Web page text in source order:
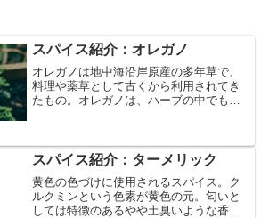
スパイス紹介：オレガノ
オレガノは地中海沿岸原産の多年草で、
料理や薬草として古くから利用されてき
たもの。オレガノは、ハーブの中でも特
香り。また、オレガノの香...
スパイス紹介：ターメリック
黄色の色づけに使用されるスパイス。ク
ルクミンという色素が黄色の元。匂いと
しては特徴のあるやや土臭いような香